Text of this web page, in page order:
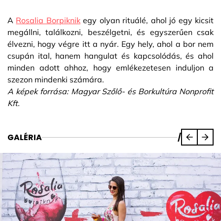
A Rosalia Borpiknikegy olyan rituálé, ahol jó egy kicsit
megállni, találkozni, beszélgetni, és egyszerűen csak
élvezni, hogy végre itt a nyár. Egy hely, ahol a bor nem
csupán ital, hanem hangulat és kapcsolódás, és ahol
minden adott ahhoz, hogy emlékezetesen induljon a
szezon mindenki számára.
A képek forrása: Magyar Szőlő- és Borkultúra Nonprofit
Kft.
GALÉRIA /